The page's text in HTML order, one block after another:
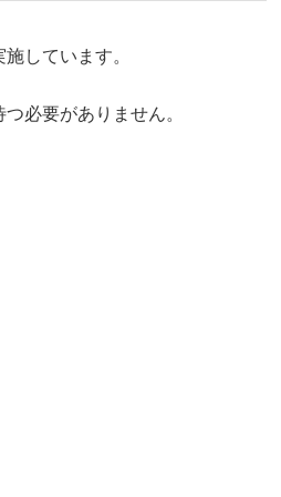
しています。
必要がありません。